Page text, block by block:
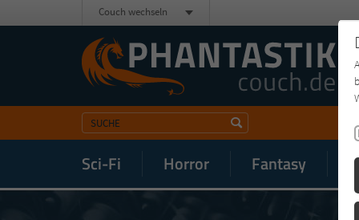
Sci-Fi Horror Fantasy
Couch wechseln